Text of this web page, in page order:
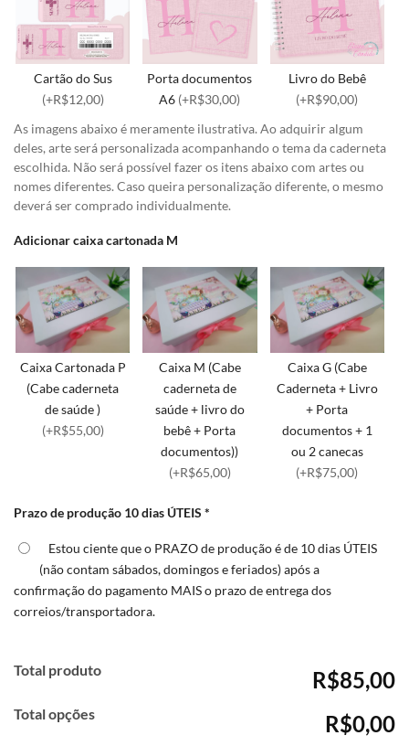
Cartão do Sus
(+R$12,00)
Porta documentos
A6 (+R$30,00)
Livro do Bebê
(+R$90,00)
As imagens abaixo é meramente ilustrativa. Ao adquirir algum
deles, arte será personalizada acompanhando o tema da caderneta
escolhida. Não será possível fazer os itens abaixo com artes ou
nomes diferentes. Caso queira personalização diferente, o mesmo
deverá ser comprado individualmente.
Adicionar caixa cartonada M
Caixa Cartonada P
(Cabe caderneta
de saúde )
(+R$55,00)
Caixa M (Cabe
caderneta de
saúde + livro do
bebê + Porta
documentos))
(+R$65,00)
Caixa G (Cabe
Caderneta + Livro
+ Porta
documentos + 1
ou 2 canecas
(+R$75,00)
Prazo de produção 10 dias ÚTEIS *
Estou ciente que o PRAZO de produção é de 10 dias ÚTEIS
(não contam sábados, domingos e feriados) após a
confirmação do pagamento MAIS o prazo de entrega dos
correios/transportadora.
Total produto R$85,00
Total opções R$0,00